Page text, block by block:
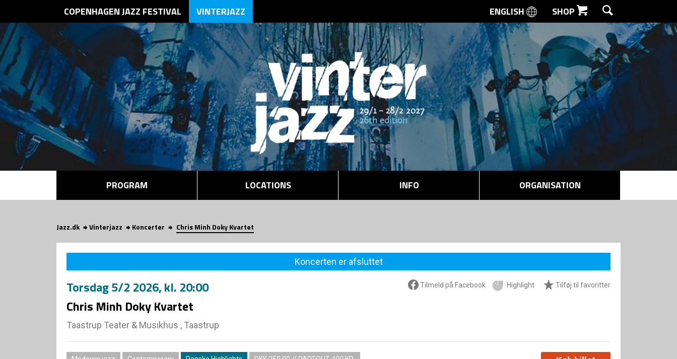
SØG
COPENHAGEN JAZZ FESTIVAL VINTERJAZZ ENGLISH SHOP
PROGRAM LOCATIONS INFO ORGANISATION
Jazz.dk Vinterjazz Koncerter Chris Minh Doky Kvartet
Koncerten er afsluttet
Tilmeld på Facebook Highlight Tilføj til favoritter
Torsdag5/2 2026, kl. 20:00
Chris Minh Doky Kvartet
Taastrup Teater & Musikhus , Taastrup